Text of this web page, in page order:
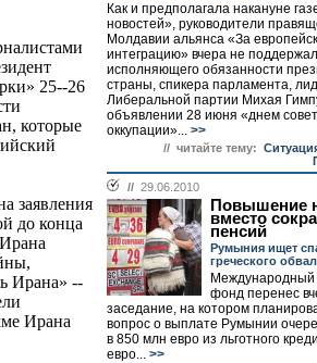
25--26
которые
заявления
до конца
Ирана» --
Ирана
Как и предполагала накануне
новостей», руководители
Молдавии альянса «За
интеграцию» вчера не
исполняющего обязанности
страны, спикера парламента,
Либеральной партии Михая
объявлении 28 июня «днем
оккупации»... >>
// читайте тему:
// 29.06.2010
Повышение
вместо
пенсий
Румыния ищет
греческого
фонд перенес
заседание, на котором
вопрос о выплате Румынии
в 850 млн евро из льготного
евро... >>